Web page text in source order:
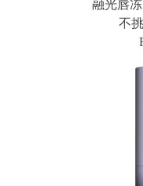
融光唇冻
不